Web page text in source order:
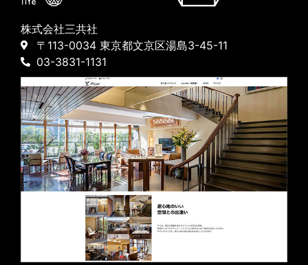
株式会社三共社
〒113-0034 東京都文京区湯島3-45-11
03-3831-1131